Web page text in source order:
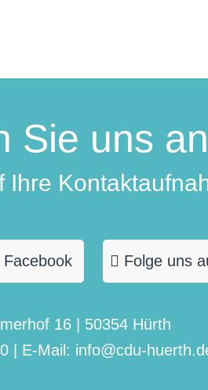
Sie uns
Ihre
Folge uns
16 | 50354 Hürth
| E-Mail: info@cdu-